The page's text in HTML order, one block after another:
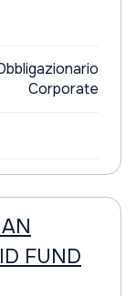
Corporate
FUND